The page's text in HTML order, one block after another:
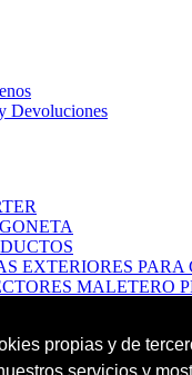
propias y de
Devoluciones
EXTERIORES PARA
MALETERO
MALETERO